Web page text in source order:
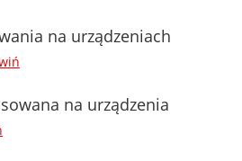
na urządzeniach
na urządzenia